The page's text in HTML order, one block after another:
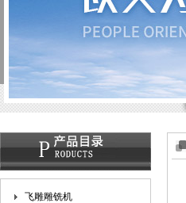
飞雕雕铣机